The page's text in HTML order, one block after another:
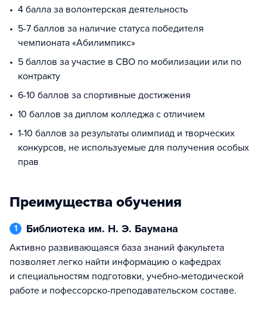
4 балла за волонтерская деятельность
5-7 баллов за наличие статуса победителя
чемпионата «Абилимпикс»
5 баллов за участие в СВО по мобилизации или по
контракту
6-10 баллов за спортивные достижения
10 баллов за диплом колледжа с отличием
1-10 баллов за результаты олимпиад и творческих
конкурсов, не используемые для получения особых
прав
Преимущества обучения
1 Библиотека им. Н. Э. Баумана
Активно развивающаяся база знаний факультета
позволяет легко найти информацию о кафедрах
и специальностям подготовки, учебно-методической
работе и пофессорско-преподавательском составе.